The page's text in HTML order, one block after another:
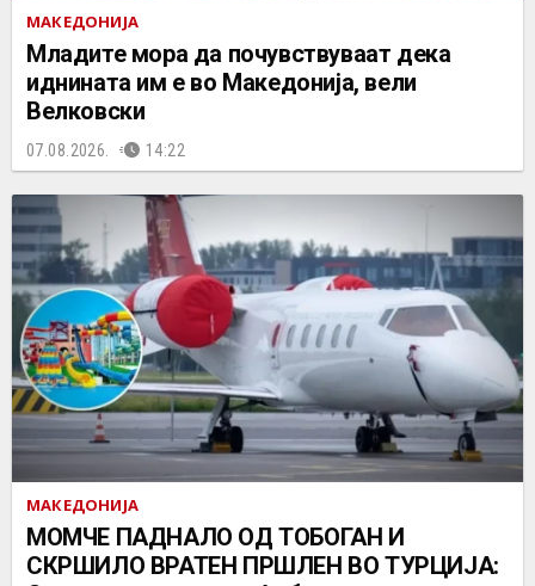
МАКЕДОНИЈА
Младите мора да почувствуваат дека
иднината им е во Македонија, вели
Велковски
07.08.2026. 14:22
МАКЕДОНИЈА
МОМЧЕ ПАДНАЛО ОД ТОБОГАН И
СКРШИЛО ВРАТЕН ПРШЛЕН ВО ТУРЦИЈА: